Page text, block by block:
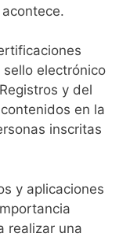
electrónico
y del
en la
inscritas
y aplicaciones
realizar una